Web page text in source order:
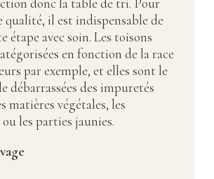
qualité, il est indispensable de
étape avec soin. Les toisons
en fonction de la race
par exemple, et elles sont le
débarrassées des impuretés
matières végétales, les
les parties jaunies.